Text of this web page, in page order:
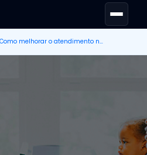
Como melhorar o atendimento no laboratório de análises clínicas?